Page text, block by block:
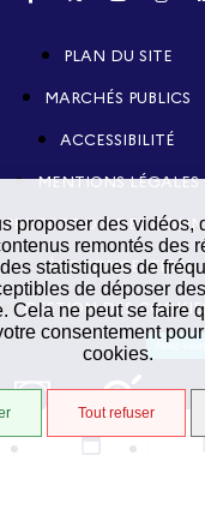
proposer des vidéos,
remontés des
statistiques de
de déposer
Cela ne peut se faire
consentement
cookies.
Tout refuser
PLAN DU SITE
MARCHÉS PUBLICS
ACCESSIBILITÉ
MENTIONS LÉGALES
PROTECTION DES
ÉCOCONCEPTION
GESTION DES
Avez-